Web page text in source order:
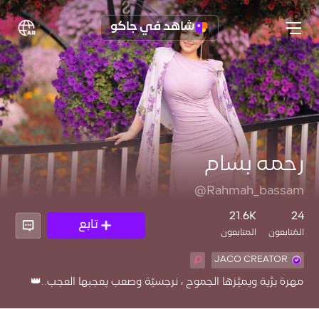
شاهد في جاكو
رحمه بسام
@Rahmah_bassam
24
المُتابعون
21.6K
المتابعون
تابع
JACO CREATOR
مهرة برَّية ويميَّزها الجموح ‏، نرجسيّة وصعب يعجبها العجب..👑